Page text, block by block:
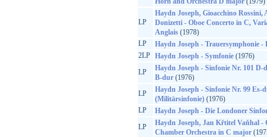
LP
Haydn Joseph, Gioacchino Rossini,
Donizetti - Oboe Concerto in C,
Anglais(1978)
LP
Haydn Joseph - Trauersymphonie -
2LP
Haydn Joseph - Symfonie(1976)
LP
Haydn Joseph - Sinfonie Nr. 101
B-dur(1976)
LP
Haydn Joseph - Sinfonie Nr. 99 Es-
(Militärsinfonie)(1976)
LP
Haydn Joseph - Die Londoner
LP
Haydn Joseph, Jan Křtitel Vaňhal -
Chamber Orchestra in C major